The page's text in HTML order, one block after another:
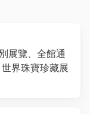
展覽、全館通
界珠寶珍藏展